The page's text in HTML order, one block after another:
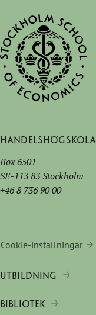
Box 6501
SE-113 83 Stockholm
+46 8 736 90 00
Cookie-inställningar
UTBILDNING
BIBLIOTEK